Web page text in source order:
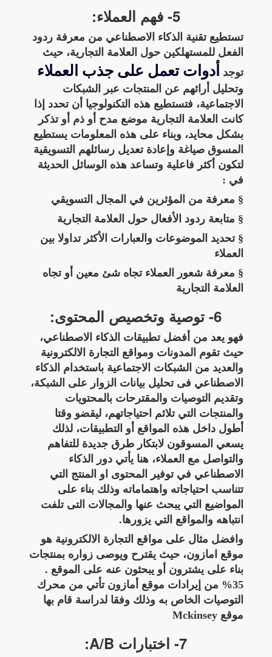
5- فهم العملاء:
تستطيع تقنية الذكاء الاصطناعي من معرفة ردود
الفعل للمستهلكين حول العلامة التجارية، حيث
توجد
أدوات تعمل على جذب العملاء
وتحليل أرائهم عن المنتجات عبر الشبكات
الاجتماعية، فتستطيع هذه التكنولوجيا أن تحدد إذا
كانت العلامة التجارية موضع مدح أو ذم أو تذكر
بشكل محايد، وبناء على هذه المعلومات يستطيع
المسوق صياغة وإعادة تعديل رسائلهم التسويقية
لتكون أكثر فاعلية وتساعد هذه الوسائل الحديثة
في :
§ معرفة من المؤثرين في المجال التسويقي
§ متابعة ردود الأفعال حول العلامة التجارية
§ تحديد الموضوعات والعبارات الأكثر تداولا بين
العملاء
§ معرفة شعور العملاء تجاه شئ معين أو تجاه
العلامة التجارية
6- توصية وتخصيص المحتوى:
فهو يعد من أفضل تطبيقات الذكاء الاصطناعي،
حيث تقوم المدونات ومواقع التجارة الالكترونية
والعديد من الشبكات الاجتماعية باستخدام الذكاء
الاصطناعي فى تحليل بيانات الزوار على الشبكة،
وتقديم التوصيات والمقترحات بالمحتويات
والمنتجات التي تلائم احتياجاتهم، ليقضو وقتا
أطول داخل هذه المواقع أو التطبيقات، لذلك
يسعي المسوقون لابتكار طرق جديدة للتفاهم
والتواصل مع العملاء، هنا يأتي دور الذكاء
الاصطناعي في توفير المحتوى او المنتج التي
تتناسب احتياجاته واهتماماته وذلك بناء على
المواضيع التي يبحث عنها والمجالات التى تلفت
انتباهه والمواقع التي يزورها.
وافضل مثال على مواقع التجارة الالكترونية هو
موقع امازون، حيث يقترح ويوصى زواره بمنتجات
بناء على يشترون أو يبحثون عنه على الموقع .
35% من إيرادات موقع أمازون تأتي من محرك
التوصيات الخاص به وذلك وفقا لدراسة قام بها
موقع Mckinsey
7- اختبارات A/B: